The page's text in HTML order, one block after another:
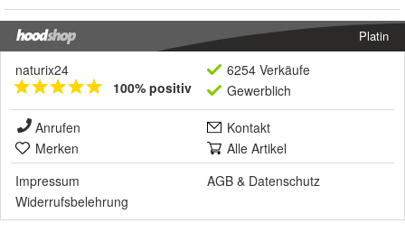
Platin
naturix24
100% positiv
6254 Verkäufe
Gewerblich
Anrufen
Kontakt
Merken
Alle Artikel
Impressum
AGB & Datenschutz
Widerrufsbelehrung